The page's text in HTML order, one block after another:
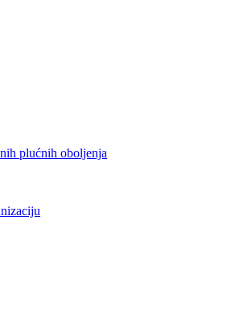
plućnih oboljenja